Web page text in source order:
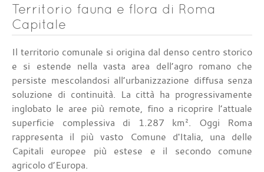
Territorio fauna e flora di Roma
Capitale
Il territorio comunale si origina dal denso centro storico
e si estende nella vasta area dell’agro romano che
persiste mescolandosi all’urbanizzazione diffusa senza
soluzione di continuità. La città ha progressivamente
inglobato le aree più remote, fino a ricoprire l’attuale
superficie complessiva di 1.287 km². Oggi Roma
rappresenta il più vasto Comune d'Italia, una delle
Capitali europee più estese e il secondo comune
agricolo d’Europa.